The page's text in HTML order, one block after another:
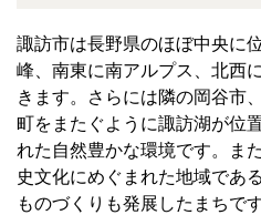
諏訪市は長野県のほぼ中央に
峰、南東に南アルプス、北西
きます。さらには隣の岡谷市
町をまたぐように諏訪湖が位
れた自然豊かな環境です。ま
史文化にめぐまれた地域であ
ものづくりも発展したまちです